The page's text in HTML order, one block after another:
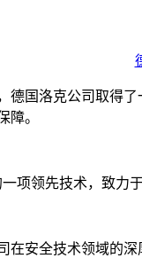
德国洛克公司取得
障。
项领先技术，致力
在安全技术领域的